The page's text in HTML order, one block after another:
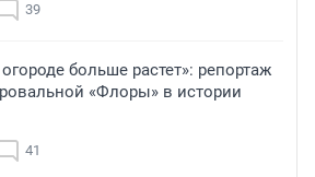
39
больше растет»: репортаж
«Флоры» в истории
41